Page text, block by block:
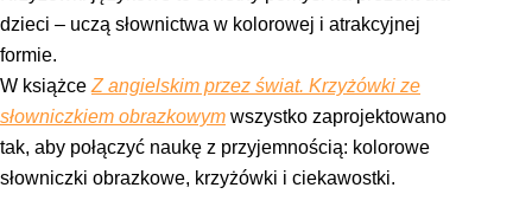
dzieci – uczą słownictwa w kolorowej i atrakcyjnej
formie.
W książce Z angielskim przez świat. Krzyżówki ze
słowniczkiem obrazkowym wszystko zaprojektowano
tak, aby połączyć naukę z przyjemnością: kolorowe
słowniczki obrazkowe, krzyżówki i ciekawostki.